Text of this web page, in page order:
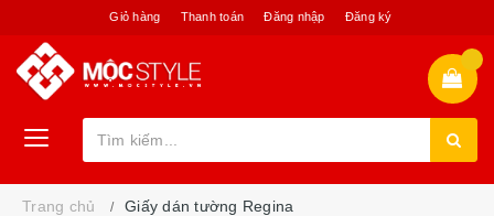
Giỏ hàng Thanh toán Đăng nhập Đăng ký
Trang chủ Giấy dán tường Regina